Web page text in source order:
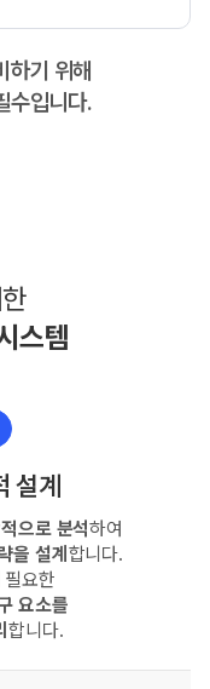
하기 위해
수입니다.
스템
설계
으로 분석하여
을 설계 합니다.
요한
요소를
합니다.